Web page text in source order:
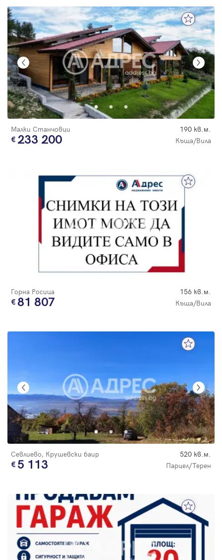
Малки Станчовци 190 кв.м.
233 200 Къща/Вила
Горна Росица 156 кв.м.
81 807 Къща/Вила
Севлиево, Крушевски баир 520 кв.м.
5 113 Парцел/Терен